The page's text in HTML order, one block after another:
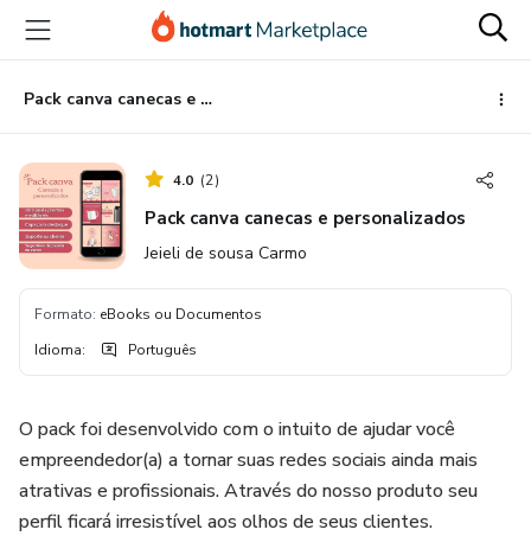
para
conteúdo
principal
para
pagamento
para
rodapé
Pack canva canecas e personalizados
4.0 (2)
Pack canva canecas e personalizados
Jeieli de sousa Carmo
Formato: eBooks ou Documentos
Idioma: Português
O pack foi desenvolvido com o intuito de ajudar você
empreendedor(a) a tornar suas redes sociais ainda mais
atrativas e profissionais. Através do nosso produto seu
perfil ficará irresistível aos olhos de seus clientes.